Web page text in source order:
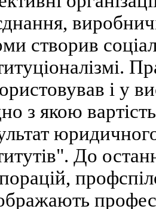
створив
і у
з якою
До